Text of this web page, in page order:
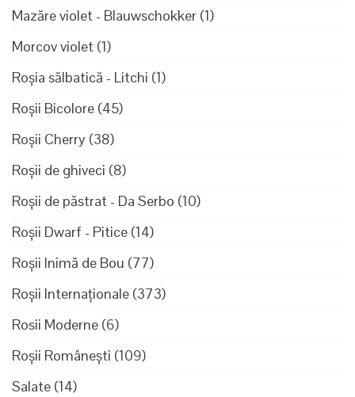
Mazăre violet - Blauwschokker (1)
Morcov violet (1)
Roșia sălbatică - Litchi (1)
Roșii Bicolore (45)
Roșii Cherry (38)
Roșii de ghiveci (8)
Roșii de păstrat - Da Serbo (10)
Roșii Dwarf - Pitice (14)
Roșii Inimă de Bou (77)
Roșii Internaționale (373)
Rosii Moderne (6)
Roșii Românești (109)
Salate (14)